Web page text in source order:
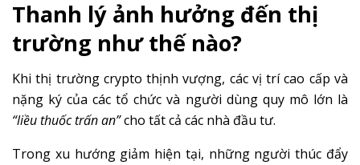
Thanh lý ảnh hưởng đến thị
trường như thế nào?
Khi thị trường crypto thịnh vượng, các vị trí cao cấp và
nặng ký của các tổ chức và người dùng quy mô lớn là
“liều thuốc trấn an”cho tất cả các nhà đầu tư.
Trong xu hướng giảm hiện tại, những người thúc đẩy